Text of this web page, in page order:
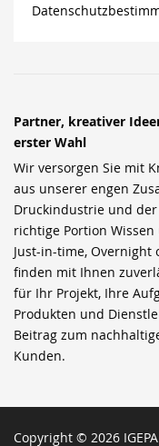
Partner, kreativer
erster Wahl
Wir versorgen Sie mit
aus unserer engen
Druckindustrie und
richtige Portion
Just-in-time, Overnight
finden mit Ihnen
für Ihr Projekt, Ihre
Produkten und
Beitrag zum
Kunden.
Copyright © 2026